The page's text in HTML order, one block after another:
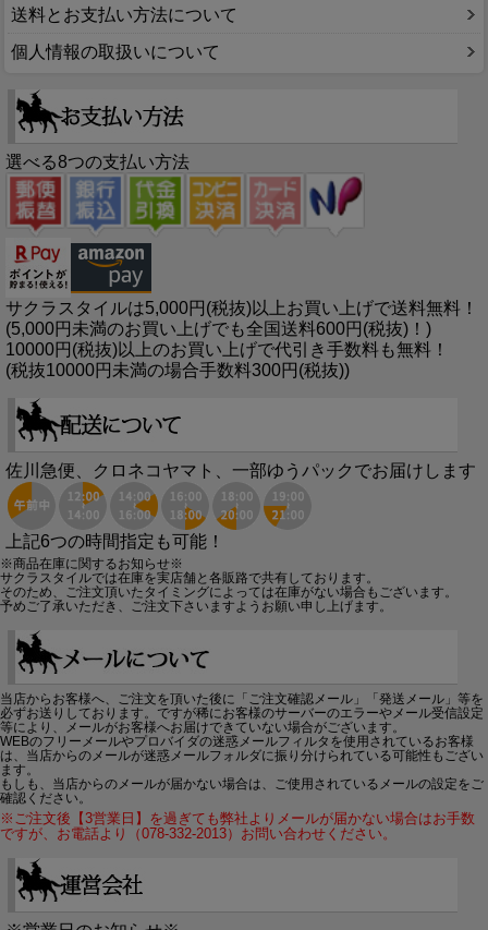
送料とお支払い方法について
個人情報の取扱いについて
選べる8つの支払い方法
サクラスタイルは5,000円(税抜)以上お買い上げで送料無料！
(5,000円未満のお買い上げでも全国送料600円(税抜)！)
10000円(税抜)以上のお買い上げで代引き手数料も無料！
(税抜10000円未満の場合手数料300円(税抜))
佐川急便、クロネコヤマト、一部ゆうパックでお届けします
上記6つの時間指定も可能！
※商品在庫に関するお知らせ※
サクラスタイルでは在庫を実店舗と各販路で共有しております。
そのため、ご注文頂いたタイミングによっては在庫がない場合もございます。
予めご了承いただき、ご注文下さいますようお願い申し上げます。
当店からお客様へ、ご注文を頂いた後に「ご注文確認メール」「発送メール」等を
必ずお送りしております。ですが稀にお客様のサーバーのエラーやメール受信設定
等により、メールがお客様へお届けできていない場合がございます。
WEBのフリーメールやプロバイダの迷惑メールフィルタを使用されているお客様
は、当店からのメールが迷惑メールフォルダに振り分けられている可能性もござい
ます。
もしも、当店からのメールが届かない場合は、ご使用されているメールの設定をご
確認ください。
※ご注文後【3営業日】を過ぎても弊社よりメールが届かない場合はお手数
ですが、お電話より（078-332-2013）お問い合わせください。